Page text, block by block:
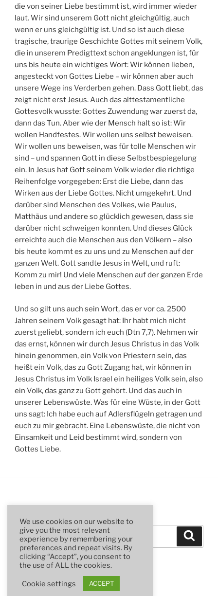
die von seiner Liebe bestimmt ist, wird immer wieder
laut. Wir sind unserem Gott nicht gleichgültig, auch
wenn er uns gleichgültig ist. Und so ist auch diese
tragische, traurige Geschichte Gottes mit seinem Volk,
die in unserem Predigttext schon angeklungen ist, für
uns bis heute ein wichtiges Wort: Wir können lieben,
angesteckt von Gottes Liebe – wir können aber auch
unsere Wege ins Verderben gehen. Dass Gott liebt, das
zeigt nicht erst Jesus. Auch das alttestamentliche
Gottesvolk wusste: Gottes Zuwendung war zuerst da,
dann das Tun. Aber wie der Mensch halt so ist: Wir
wollen Handfestes. Wir wollen uns selbst beweisen.
Wir wollen uns beweisen, was für tolle Menschen wir
sind – und spannen Gott in diese Selbstbespiegelung
ein. In Jesus hat Gott seinem Volk wieder die richtige
Reihenfolge vorgegeben: Erst die Liebe, dann das
Wirken aus der Liebe Gottes. Nicht umgekehrt. Und
darüber sind Menschen des Volkes, wie Paulus,
Matthäus und andere so glücklich gewesen, dass sie
darüber nicht schweigen konnten. Und dieses Glück
erreichte auch die Menschen aus den Völkern – also
bis heute kommt es zu uns und zu Menschen auf der
ganzen Welt. Gott sandte Jesus in Welt, und ruft:
Komm zu mir! Und viele Menschen auf der ganzen Erde
leben in und aus der Liebe Gottes.
Und so gilt uns auch sein Wort, das er vor ca. 2500
Jahren seinem Volk gesagt hat: Ihr habt mich nicht
zuerst geliebt, sondern ich euch (Dtn 7,7). Nehmen wir
das ernst, können wir durch Jesus Christus in das Volk
hinein genommen, ein Volk von Priestern sein, das
heißt ein Volk, das zu Gott Zugang hat, wir können in
Jesus Christus im Volk Israel ein heiliges Volk sein, also
ein Volk, das ganz zu Gott gehört. Und das auch in
unserer Lebenswüste. Was für eine Wüste, in der Gott
uns sagt: Ich habe euch auf Adlersflügeln getragen und
euch zu mir gebracht. Eine Lebenswüste, die nicht von
Einsamkeit und Leid bestimmt wird, sondern von
Gottes Liebe.
Suchen
nach:
Stolz präsentiert von WordPress
We use cookies on our website to
give you the most relevant
experience by remembering your
preferences and repeat visits. By
clicking “Accept”, you consent to
the use of ALL the cookies.
Cookie settings ACCEPT